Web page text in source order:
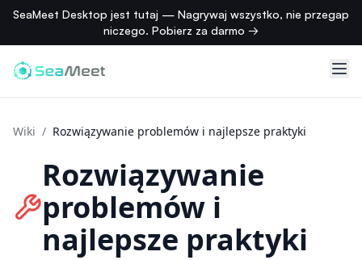
SeaMeet Desktop jest tutaj — Nagrywaj wszystko, nie przegap
niczego. Pobierz za darmo →
Wiki / Rozwiązywanie problemów i najlepsze praktyki
Rozwiązywanie
problemów i
najlepsze praktyki